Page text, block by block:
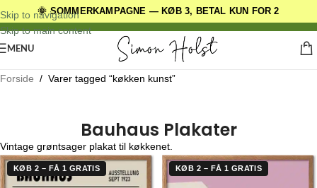
🌞 SOMMERKAMPAGNE — KØB 3, BETAL KUN FOR 2
Skip to navigation
Skip to main content
DANSKE ORIGINALE DESIGNS
MENU
Forside / Varer tagged “køkken kunst”
Bauhaus Plakater
Vintage grøntsager plakat til køkkenet.
KØB 2 – FÅ 1 GRATIS KØB 2 – FÅ 1 GRATIS